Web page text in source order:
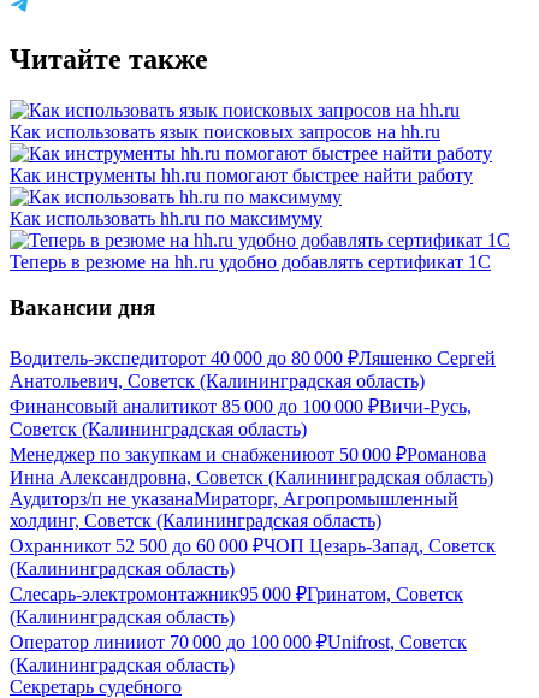
Читайте также
Как использовать язык поисковых запросов на hh.ru
Как инструменты hh.ru помогают быстрее найти работу
Как использовать hh.ru по максимуму
Теперь в резюме на hh.ru удобно добавлять сертификат 1С
Вакансии дня
Водитель-экспедиторот 40 000 до 80 000 ₽Ляшенко Сергей
Анатольевич, Советск (Калининградская область)
Финансовый аналитикот 85 000 до 100 000 ₽Вичи-Русь,
Советск (Калининградская область)
Менеджер по закупкам и снабжениюот 50 000 ₽Романова
Инна Александровна, Советск (Калининградская область)
Аудиторз/п не указанаМираторг, Агропромышленный
холдинг, Советск (Калининградская область)
Охранникот 52 500 до 60 000 ₽ЧОП Цезарь-Запад, Советск
(Калининградская область)
Слесарь-электромонтажник95 000 ₽Гринатом, Советск
(Калининградская область)
Оператор линииот 70 000 до 100 000 ₽Unifrost, Советск
(Калининградская область)
Секретарь судебного